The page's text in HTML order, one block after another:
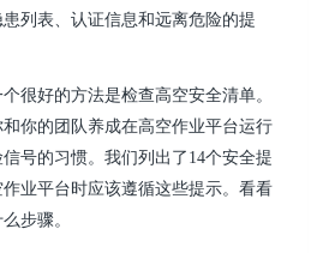
列表、认证信息和远离危险的提
很好的方法是检查高空安全清单。
你的团队养成在高空作业平台运行
号的习惯。我们列出了14个安全提
业平台时应该遵循这些提示。看看
步骤。